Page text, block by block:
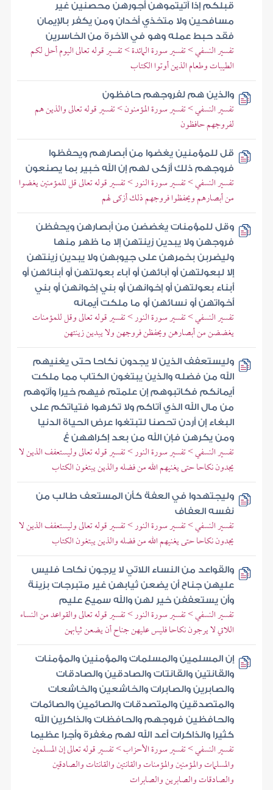
قبلكم إذا آتيتموهن أجورهن محصنين غير
مسافحين ولا متخذي أخدان ومن يكفر بالإيمان
فقد حبط عمله وهو في الآخرة من الخاسرين
تفسير النسفي > تفسير سورة المائدة > تفسير قوله تعالى اليوم أحل لكم
الطيبات وطعام الذين أوتوا الكتاب
والذين هم لفروجهم حافظون
تفسير النسفي > تفسير سورة المؤمنون > تفسير قوله تعالى والذين هم
لفروجهم حافظون
قل للمؤمنين يغضوا من أبصارهم ويحفظوا
فروجهم ذلك أزكى لهم إن الله خبير بما يصنعون
تفسير النسفي > تفسير سورة النور > تفسير قوله تعالى قل للمؤمنين يغضوا
من أبصارهم ويحفظوا فروجهم ذلك أزكى لهم
وقل للمؤمنات يغضضن من أبصارهن ويحفظن
فروجهن ولا يبدين زينتهن إلا ما ظهر منها
وليضربن بخمرهن على جيوبهن ولا يبدين زينتهن
إلا لبعولتهن أو آبائهن أو آباء بعولتهن أو أبنائهن أو
أبناء بعولتهن أو إخوانهن أو بني إخوانهن أو بني
أخواتهن أو نسائهن أو ما ملكت أيمانه
تفسير النسفي > تفسير سورة النور > تفسير قوله تعالى وقل للمؤمنات
يغضضن من أبصارهن ويحفظن فروجهن ولا يبدين زينتهن
وليستعفف الذين لا يجدون نكاحا حتى يغنيهم
الله من فضله والذين يبتغون الكتاب مما ملكت
أيمانكم فكاتبوهم إن علمتم فيهم خيرا وآتوهم
من مال الله الذي آتاكم ولا تكرهوا فتياتكم على
البغاء إن أردن تحصنا لتبتغوا عرض الحياة الدنيا
ومن يكرهن فإن الله من بعد إكراههن غ
تفسير النسفي > تفسير سورة النور > تفسير قوله تعالى وليستعفف الذين لا
يجدون نكاحا حتى يغنيهم الله من فضله والذين يبتغون الكتاب
وليجتهدوا في العفة كأن المستعف طالب من
نفسه العفاف
تفسير النسفي > تفسير سورة النور > تفسير قوله تعالى وليستعفف الذين لا
يجدون نكاحا حتى يغنيهم الله من فضله والذين يبتغون الكتاب
والقواعد من النساء اللاتي لا يرجون نكاحا فليس
عليهن جناح أن يضعن ثيابهن غير متبرجات بزينة
وأن يستعففن خير لهن والله سميع عليم
تفسير النسفي > تفسير سورة النور > تفسير قوله تعالى والقواعد من النساء
اللاتي لا يرجون نكاحا فليس عليهن جناح أن يضعن ثيابهن
إن المسلمين والمسلمات والمؤمنين والمؤمنات
والقانتين والقانتات والصادقين والصادقات
والصابرين والصابرات والخاشعين والخاشعات
والمتصدقين والمتصدقات والصائمين والصائمات
والحافظين فروجهم والحافظات والذاكرين الله
كثيرا والذاكرات أعد الله لهم مغفرة وأجرا عظيما
تفسير النسفي > تفسير سورة الأحزاب > تفسير قوله تعالى إن المسلمين
والمسلمات والمؤمنين والمؤمنات والقانتين والقانتات والصادقين
والصادقات والصابرين والصابرات